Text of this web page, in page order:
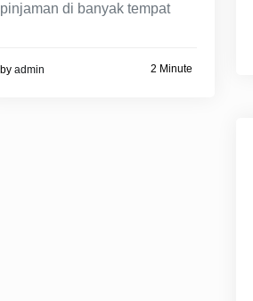
pinjaman di banyak tempat
by admin 2 Minute